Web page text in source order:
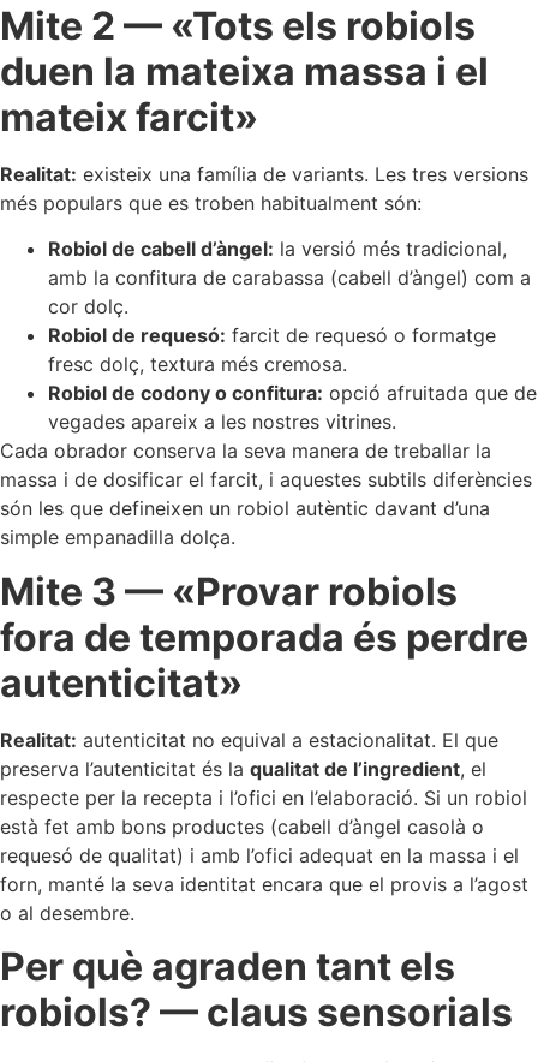
Mite 2 — «Tots els robiols
duen la mateixa massa i el
mateix farcit»
Realitat: existeix una família de variants. Les tres versions
més populars que es troben habitualment són:
Robiol de cabell d’àngel: la versió més tradicional,
amb la confitura de carabassa (cabell d’àngel) com a
cor dolç.
Robiol de requesó: farcit de requesó o formatge
fresc dolç, textura més cremosa.
Robiol de codony o confitura: opció afruitada que de
vegades apareix a les nostres vitrines.
Cada obrador conserva la seva manera de treballar la
massa i de dosificar el farcit, i aquestes subtils diferències
són les que defineixen un robiol autèntic davant d’una
simple empanadilla dolça.
Mite 3 — «Provar robiols
fora de temporada és perdre
autenticitat»
Realitat: autenticitat no equival a estacionalitat. El que
preserva l’autenticitat és la qualitat de l’ingredient, el
respecte per la recepta i l’ofici en l’elaboració. Si un robiol
està fet amb bons productes (cabell d’àngel casolà o
requesó de qualitat) i amb l’ofici adequat en la massa i el
forn, manté la seva identitat encara que el provis a l’agost
o al desembre.
Per què agraden tant els
robiols? — claus sensorials